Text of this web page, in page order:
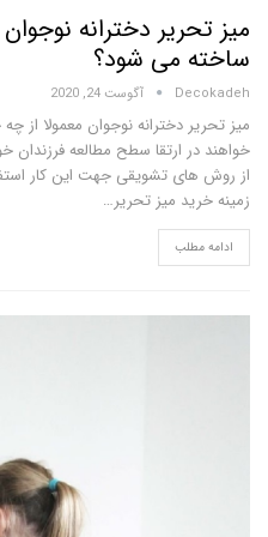
دخترانه نوجوان
می شود؟
آگوست 24, 2020
دخترانه نوجوان معمولا از چه جنسی
ارتقا سطح مطالعه فرزندان خود نقش
تشویقی جهت این کار استفاده کنند.
میز تحریر…